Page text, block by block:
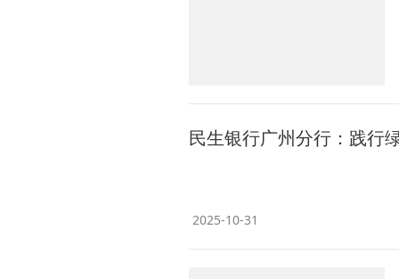
民生银行广州分行：践行
2025-10-31